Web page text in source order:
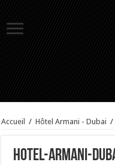
Accueil / Hôtel Armani - Dubai /
Hotel-Armani-